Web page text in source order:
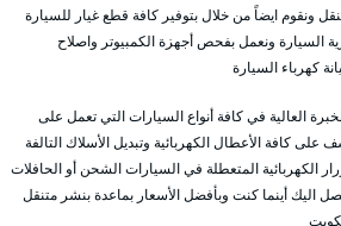
ونقوم ايضاً من خلال بتوفير كافة قطع غيار للسيارة
السيارة ونعمل بفحص أجهزة الكمبيوتر واصلاح
كهرباء السيارة
العالية في كافة أنواع السيارات التي تعمل على
على كافة الأعطال الكهربائية وتبديل الأسلاك التالفة
الكهربائية المتعطلة في السيارات الشحن أو الحافلات
اليك أينما كنت وبأفضل الأسعار بماعدة بنشر متنقل